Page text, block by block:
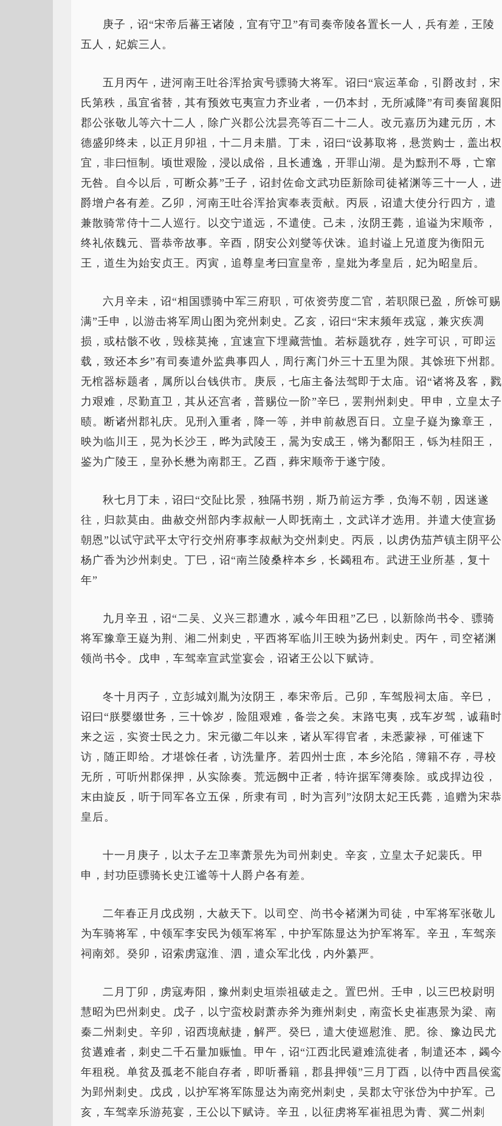
庚子，诏“宋帝后蕃王诸陵，宜有守卫”有司奏帝陵各置长一人，兵有差，王陵
五人，妃嫔三人。
五月丙午，进河南王吐谷浑拾寅号骠骑大将军。诏曰“宸运革命，引爵改封，宋
氏第秩，虽宜省替，其有预效屯夷宣力齐业者，一仍本封，无所减降”有司奏留襄阳
郡公张敬儿等六十二人，除广兴郡公沈昙亮等百二十二人。改元嘉历为建元历，木
德盛卯终未，以正月卯祖，十二月未腊。丁未，诏曰“设募取将，悬赏购士，盖出权
宜，非曰恒制。顷世艰险，浸以成俗，且长逋逸，开罪山湖。是为黥刑不辱，亡窜
无咎。自今以后，可断众募”壬子，诏封佐命文武功臣新除司徒褚渊等三十一人，进
爵增户各有差。乙卯，河南王吐谷浑拾寅奉表贡献。丙辰，诏遣大使分行四方，遣
兼散骑常侍十二人巡行。以交宁道远，不遣使。己未，汝阴王薨，追谥为宋顺帝，
终礼依魏元、晋恭帝故事。辛酉，阴安公刘燮等伏诛。追封谥上兄道度为衡阳元
王，道生为始安贞王。丙寅，追尊皇考曰宣皇帝，皇妣为孝皇后，妃为昭皇后。
六月辛未，诏“相国骠骑中军三府职，可依资劳度二官，若职限已盈，所馀可赐
满”壬申，以游击将军周山图为兖州刺史。乙亥，诏曰“宋末频年戎寇，兼灾疾凋
损，或枯骸不收，毁榇莫掩，宜速宣下埋藏营恤。若标题犹存，姓字可识，可即运
载，致还本乡”有司奏遣外监典事四人，周行离门外三十五里为限。其馀班下州郡。
无棺器标题者，属所以台钱供市。庚辰，七庙主备法驾即于太庙。诏“诸将及客，戮
力艰难，尽勤直卫，其从还宫者，普赐位一阶”辛巳，罢荆州刺史。甲申，立皇太子
赜。断诸州郡礼庆。见刑入重者，降一等，并申前赦恩百日。立皇子嶷为豫章王，
映为临川王，晃为长沙王，晔为武陵王，暠为安成王，锵为鄱阳王，铄为桂阳王，
鉴为广陵王，皇孙长懋为南郡王。乙酉，葬宋顺帝于遂宁陵。
秋七月丁未，诏曰“交阯比景，独隔书朔，斯乃前运方季，负海不朝，因迷遂
往，归款莫由。曲赦交州部内李叔献一人即抚南土，文武详才选用。并遣大使宣扬
朝恩”以试守武平太守行交州府事李叔献为交州刺史。丙辰，以虏伪茄芦镇主阴平公
杨广香为沙州刺史。丁巳，诏“南兰陵桑梓本乡，长蠲租布。武进王业所基，复十
年”
九月辛丑，诏“二吴、义兴三郡遭水，减今年田租”乙巳，以新除尚书令、骠骑
将军豫章王嶷为荆、湘二州刺史，平西将军临川王映为扬州刺史。丙午，司空褚渊
领尚书令。戊申，车驾幸宣武堂宴会，诏诸王公以下赋诗。
冬十月丙子，立彭城刘胤为汝阴王，奉宋帝后。己卯，车驾殷祠太庙。辛巳，
诏曰“朕婴缀世务，三十馀岁，险阻艰难，备尝之矣。末路屯夷，戎车岁驾，诚藉时
来之运，实资士民之力。宋元徽二年以来，诸从军得官者，未悉蒙禄，可催速下
访，随正即给。才堪馀任者，访洗量序。若四州士庶，本乡沦陷，簿籍不存，寻校
无所，可听州郡保押，从实除奏。荒远阙中正者，特许据军簿奏除。或戍捍边役，
末由旋反，听于同军各立五保，所隶有司，时为言列”汝阴太妃王氏薨，追赠为宋恭
皇后。
十一月庚子，以太子左卫率萧景先为司州刺史。辛亥，立皇太子妃裴氏。甲
申，封功臣骠骑长史江谧等十人爵户各有差。
二年春正月戊戌朔，大赦天下。以司空、尚书令褚渊为司徒，中军将军张敬儿
为车骑将军，中领军李安民为领军将军，中护军陈显达为护军将军。辛丑，车驾亲
祠南郊。癸卯，诏索虏寇淮、泗，遣众军北伐，内外纂严。
二月丁卯，虏寇寿阳，豫州刺史垣崇祖破走之。置巴州。壬申，以三巴校尉明
慧昭为巴州刺史。戊子，以宁蛮校尉萧赤斧为雍州刺史，南蛮长史崔惠景为梁、南
秦二州刺史。辛卯，诏西境献捷，解严。癸巳，遣大使巡慰淮、肥。徐、豫边民尤
贫遘难者，刺史二千石量加赈恤。甲午，诏“江西北民避难流徙者，制遣还本，蠲今
年租税。单贫及孤老不能自存者，即听番籍，郡县押领”三月丁酉，以侍中西昌侯鸾
为郢州刺史。戊戌，以护军将军陈显达为南兖州刺史，吴郡太守张岱为中护军。己
亥，车驾幸乐游苑宴，王公以下赋诗。辛丑，以征虏将军崔祖思为青、冀二州刺